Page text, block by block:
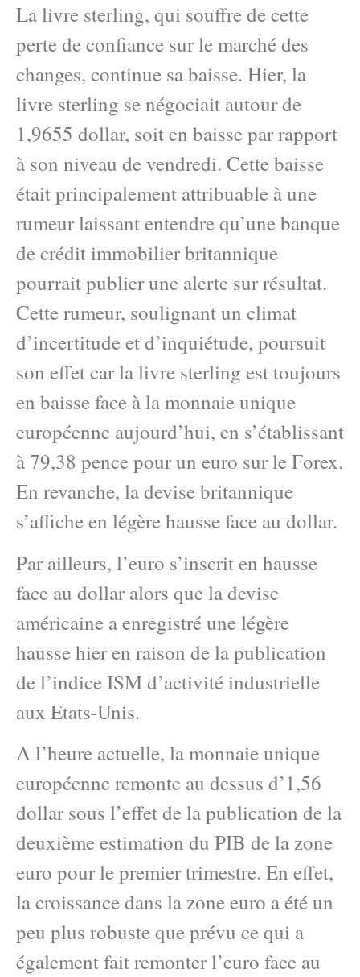
La livre sterling, qui souffre de cette
perte de confiance sur le marché des
changes, continue sa baisse. Hier, la
livre sterling se négociait autour de
1,9655 dollar, soit en baisse par rapport
à son niveau de vendredi. Cette baisse
était principalement attribuable à une
rumeur laissant entendre qu’une banque
de crédit immobilier britannique
pourrait publier une alerte sur résultat.
Cette rumeur, soulignant un climat
d’incertitude et d’inquiétude, poursuit
son effet car la livre sterling est toujours
en baisse face à la monnaie unique
européenne aujourd’hui, en s’établissant
à 79,38 pence pour un euro sur le Forex.
En revanche, la devise britannique
s’affiche en légère hausse face au dollar.
Par ailleurs, l’euro s’inscrit en hausse
face au dollar alors que la devise
américaine a enregistré une légère
hausse hier en raison de la publication
de l’indice ISM d’activité industrielle
aux Etats-Unis.
A l’heure actuelle, la monnaie unique
européenne remonte au dessus d’1,56
dollar sous l’effet de la publication de la
deuxième estimation du PIB de la zone
euro pour le premier trimestre. En effet,
la croissance dans la zone euro a été un
peu plus robuste que prévu ce qui a
également fait remonter l’euro face au